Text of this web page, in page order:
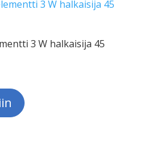
3 W halkaisija 45